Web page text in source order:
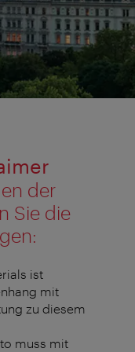
der
Sie die
ist
mit
zu diesem
muss mit